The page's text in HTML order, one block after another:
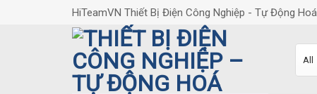
HiTeamVN Thiết Bị Điện Công Nghiệp - Tự Động Hoá